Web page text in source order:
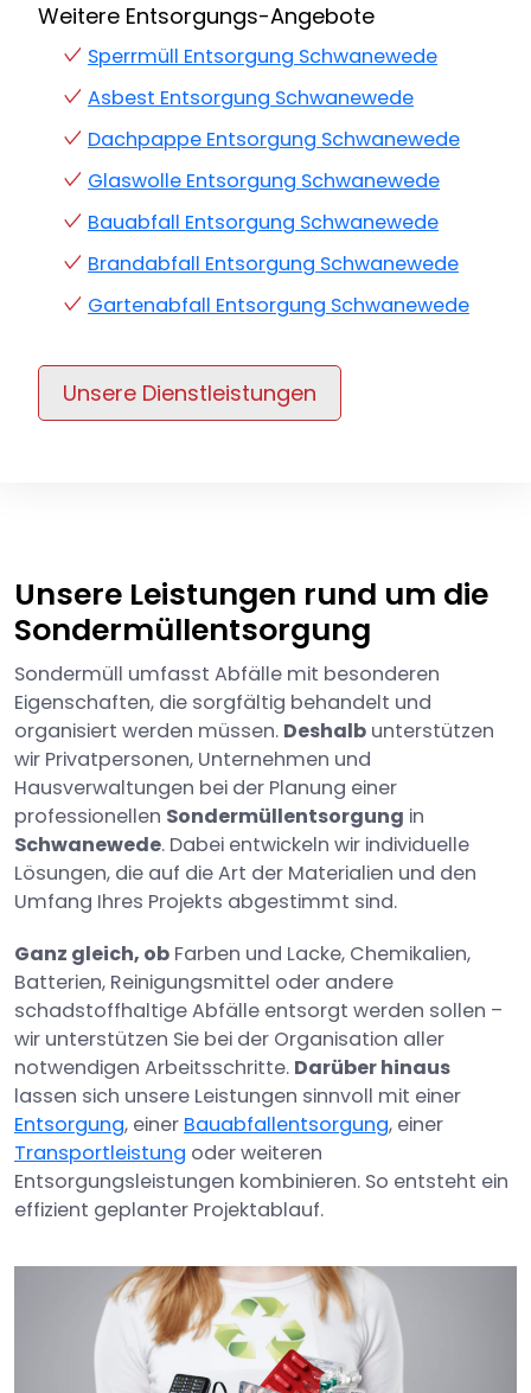
Weitere Entsorgungs-Angebote
Sperrmüll Entsorgung Schwanewede
Asbest Entsorgung Schwanewede
Dachpappe Entsorgung Schwanewede
Glaswolle Entsorgung Schwanewede
Bauabfall Entsorgung Schwanewede
Brandabfall Entsorgung Schwanewede
Gartenabfall Entsorgung Schwanewede
Unsere Dienstleistungen
Unsere Leistungen rund um die
Sondermüllentsorgung
Sondermüll umfasst Abfälle mit besonderen
Eigenschaften, die sorgfältig behandelt und
organisiert werden müssen. Deshalb unterstützen
wir Privatpersonen, Unternehmen und
Hausverwaltungen bei der Planung einer
professionellen Sondermüllentsorgung in
Schwanewede. Dabei entwickeln wir individuelle
Lösungen, die auf die Art der Materialien und den
Umfang Ihres Projekts abgestimmt sind.
Ganz gleich, ob Farben und Lacke, Chemikalien,
Batterien, Reinigungsmittel oder andere
schadstoffhaltige Abfälle entsorgt werden sollen –
wir unterstützen Sie bei der Organisation aller
notwendigen Arbeitsschritte. Darüber hinaus
lassen sich unsere Leistungen sinnvoll mit einer
Entsorgung, einer Bauabfallentsorgung, einer
Transportleistung oder weiteren
Entsorgungsleistungen kombinieren. So entsteht ein
effizient geplanter Projektablauf.